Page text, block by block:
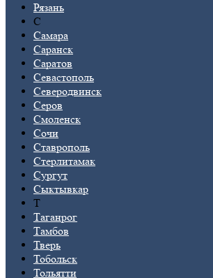
Рязань
С
Самара
Саранск
Саратов
Севастополь
Северодвинск
Серов
Смоленск
Сочи
Ставрополь
Стерлитамак
Сургут
Сыктывкар
Т
Таганрог
Тамбов
Тверь
Тобольск
Тольятти